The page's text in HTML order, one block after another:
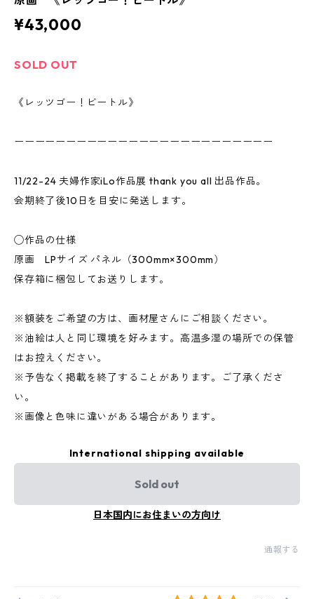
¥43,000
SOLD OUT
《レッツゴー！ビートル》
ーーーーーーーーーーーーーーーーーーーーーーーーー
11/22-24 夫婦作家iLo作品展 thank you all 出品作品。
会期終了後10日を目安に発送します。
◯作品の仕様
原画 LPサイズ パネル（300mm×300mm）
保存箱に梱包してお送りします。
※額装をご希望の方は、画材屋さんにご相談ください。
※油絵は人と同じ環境を好みます。高温多湿の場所での保管
はお控えください。
※予告なく掲載を終了することがあります。ご了承くださ
い。
※画像と色味に違いがある場合があります。
International shipping available
Sold out
日本国内にお住まいの方向け
通報する